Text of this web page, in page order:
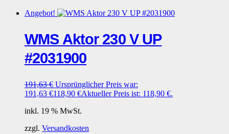
Angebot!
WMS Aktor 230 V UP
#2031900
191,63€ Ursprünglicher Preis war:
191,63 €118,90 €Aktueller Preis ist: 118,90 €.
inkl. 19 % MwSt.
zzgl. Versandkosten